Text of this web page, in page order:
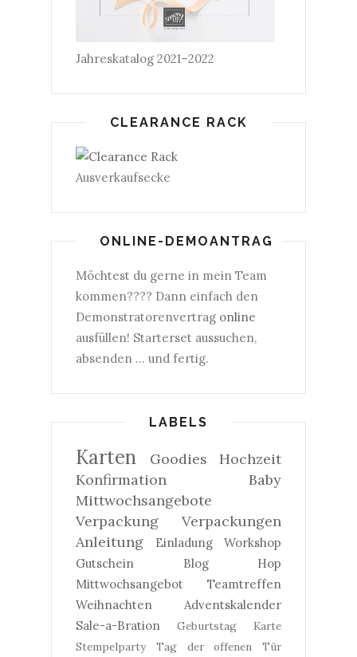
Jahreskatalog 2021–2022
CLEARANCE RACK
Ausverkaufsecke
ONLINE-DEMOANTRAG
Möchtest du gerne in mein Team
kommen???? Dann einfach den
Demonstratorenvertrag online
ausfüllen! Starterset aussuchen,
absenden ... und fertig.
LABELS
Karten Goodies
Hochzeit
Konfirmation
Baby
Mittwochsangebote
Verpackung
Verpackungen
Anleitung
Einladung
Workshop
Gutschein
Blog Hop
Mittwochsangebot
Teamtreffen
Weihnachten
Adventskalender
Sale-a-Bration
Geburtstag
Karte
Stempelparty
Tag der offenen Tür